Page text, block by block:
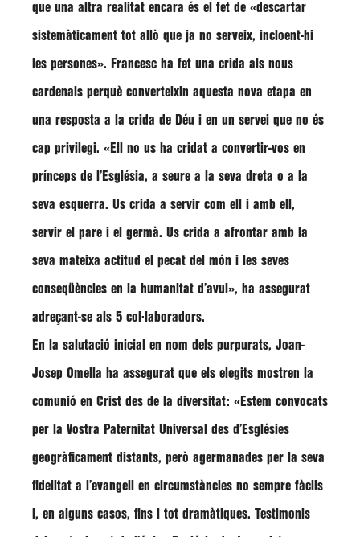
que una altra realitat encara és el fet de «descartar
sistemàticament tot allò que ja no serveix, incloent-hi
les persones». Francesc ha fet una crida als nous
cardenals perquè converteixin aquesta nova etapa en
una resposta a la crida de Déu i en un servei que no és
cap privilegi. «Ell no us ha cridat a convertir-vos en
prínceps de l’Església, a seure a la seva dreta o a la
seva esquerra. Us crida a servir com ell i amb ell,
servir el pare i el germà. Us crida a afrontar amb la
seva mateixa actitud el pecat del món i les seves
conseqüències en la humanitat d’avui», ha assegurat
adreçant-se als 5 col·laboradors.
En la salutació inicial en nom dels purpurats, Joan-
Josep Omella ha assegurat que els elegits mostren la
comunió en Crist des de la diversitat: «Estem convocats
per la Vostra Paternitat Universal des d’Esglésies
geogràficament distants, però agermanades per la seva
fidelitat a l’evangeli en circumstàncies no sempre fàcils
i, en alguns casos, fins i tot dramàtiques. Testimonis